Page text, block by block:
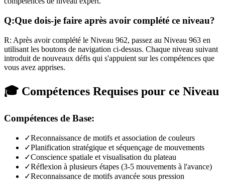
Q:Que dois-je faire après avoir complété ce niveau?
R: Après avoir complété le Niveau 962, passez au Niveau 963 en
utilisant les boutons de navigation ci-dessus. Chaque niveau suivant
introduit de nouveaux défis qui s'appuient sur les compétences que
vous avez apprises.
🎓 Compétences Requises pour ce Niveau
Compétences de Base:
✓Reconnaissance de motifs et association de couleurs
✓Planification stratégique et séquençage de mouvements
✓Conscience spatiale et visualisation du plateau
✓Réflexion à plusieurs étapes (3-5 mouvements à l'avance)
✓Reconnaissance de motifs avancée sous pression